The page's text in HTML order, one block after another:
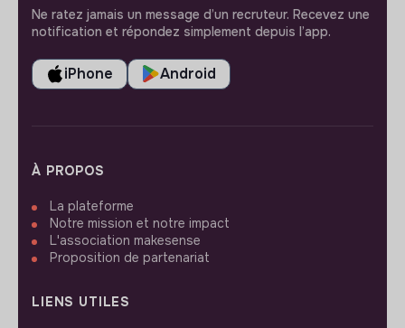
Ne ratez jamais un message d’un recruteur. Recevez une
notification et répondez simplement depuis l’app.
iPhone Android
À PROPOS
La plateforme
Notre mission et notre impact
L'association makesense
Proposition de partenariat
LIENS UTILES